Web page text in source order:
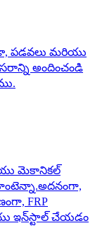
పడవలు మరియు
అందించండి
మెకానికల్
FRP
ఇన్‌స్టాల్ చేయడం